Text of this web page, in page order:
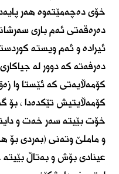
خۆی دەچەمێتەوە هەر
دەرەقەتی ئەم باری
ئیرادە و ئەم ویستە
دەرفەتە کە دوور لە
کۆمەڵایەتی کە ئێستا وا
کۆمەڵایتیش تێکدەدا ، بۆ
خۆت بێیتە سەر خەت و
و ماملێ وتەنی (بەردی بۆ
عینادی بۆش و بەتاڵ